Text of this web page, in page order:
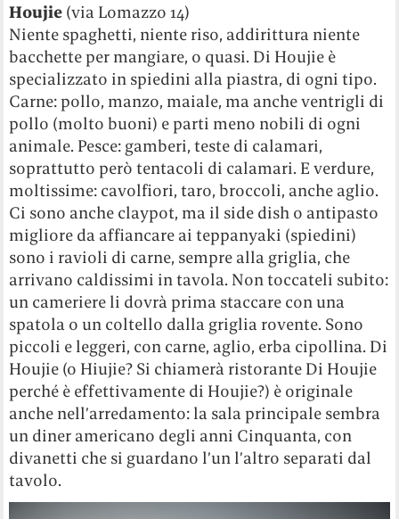
Houjie (via Lomazzo 14)
Niente spaghetti, niente riso, addirittura niente
bacchette per mangiare, o quasi. Di Houjie è
specializzato in spiedini alla piastra, di ogni tipo.
Carne: pollo, manzo, maiale, ma anche ventrigli di
pollo (molto buoni) e parti meno nobili di ogni
animale. Pesce: gamberi, teste di calamari,
soprattutto però tentacoli di calamari. E verdure,
moltissime: cavolfiori, taro, broccoli, anche aglio.
Ci sono anche claypot, ma il side dish o antipasto
migliore da affiancare ai teppanyaki (spiedini)
sono i ravioli di carne, sempre alla griglia, che
arrivano caldissimi in tavola. Non toccateli subito:
un cameriere li dovrà prima staccare con una
spatola o un coltello dalla griglia rovente. Sono
piccoli e leggeri, con carne, aglio, erba cipollina. Di
Houjie (o Hiujie? Si chiamerà ristorante Di Houjie
perché è effettivamente di Houjie?) è originale
anche nell’arredamento: la sala principale sembra
un diner americano degli anni Cinquanta, con
divanetti che si guardano l’un l’altro separati dal
tavolo.